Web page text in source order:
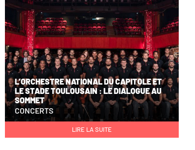
L’ORCHESTRE NATIONAL DU CAPITOLE ET
LE STADE TOULOUSAIN : LE DIALOGUE AU
SOMMET
CONCERTS
LIRE LA SUITE